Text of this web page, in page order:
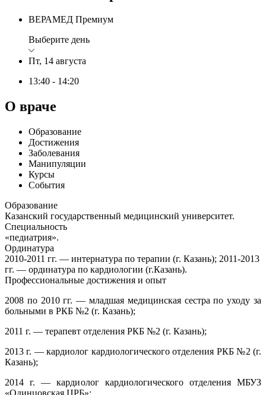
ВЕРАМЕД Премиум
Выберите день
Пт, 14 августа
13:40 - 14:20
О враче
Образование
Достижения
Заболевания
Манипуляции
Курсы
События
Образование
Казанский государственный медицинский университет.
Специальность
«педиатрия».
Ординатура
2010-2011 гг. — интернатура по терапии (г. Казань); 2011-2013
гг. — ординатура по кардиологии (г.Казань).
Профессиональные достижения и опыт
2008 по 2010 гг. — младшая медицинская сестра по уходу за
больными в РКБ №2 (г. Казань);
2011 г. — терапевт отделения РКБ №2 (г. Казань);
2013 г. — кардиолог кардиологического отделения РКБ №2 (г.
Казань);
2014 г. — кардиолог кардиологического отделения МБУЗ
«Одинцовская ЦРБ»;